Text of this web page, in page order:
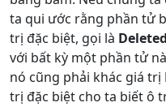
ta qui ước rằng phần tử
trị đặc biệt, gọi là Deleted
với bất kỳ một phần tử
nó cũng phải khác giá trị
trị đặc biệt cho ta biết ô